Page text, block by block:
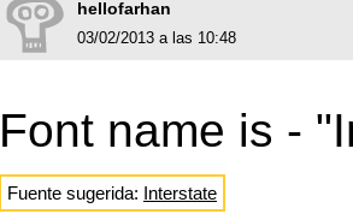
hellofarhan
03/02/2013 a las 10:48
Font name is -
Fuente sugerida: Interstate